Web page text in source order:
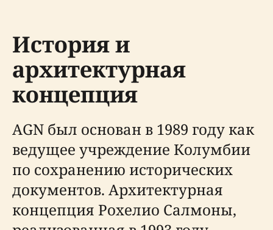
История и
архитектурная
концепция
AGN был основан в 1989 году как
ведущее учреждение Колумбии
по сохранению исторических
документов. Архитектурная
концепция Рохелио Салмоны,